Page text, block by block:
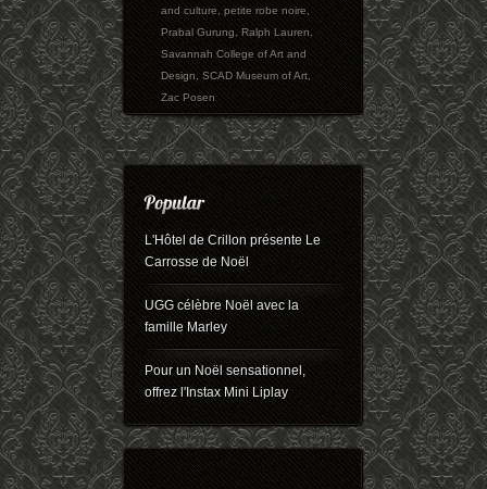
and culture,petite robe noire,
Prabal Gurung,Ralph Lauren,
Savannah College of Art and
Design,SCAD Museum of Art,
Zac Posen
L'Hôtel de Crillon présente Le
Carrosse de Noël
UGG célèbre Noël avec la
famille Marley
Pour un Noël sensationnel,
offrez l'Instax Mini Liplay